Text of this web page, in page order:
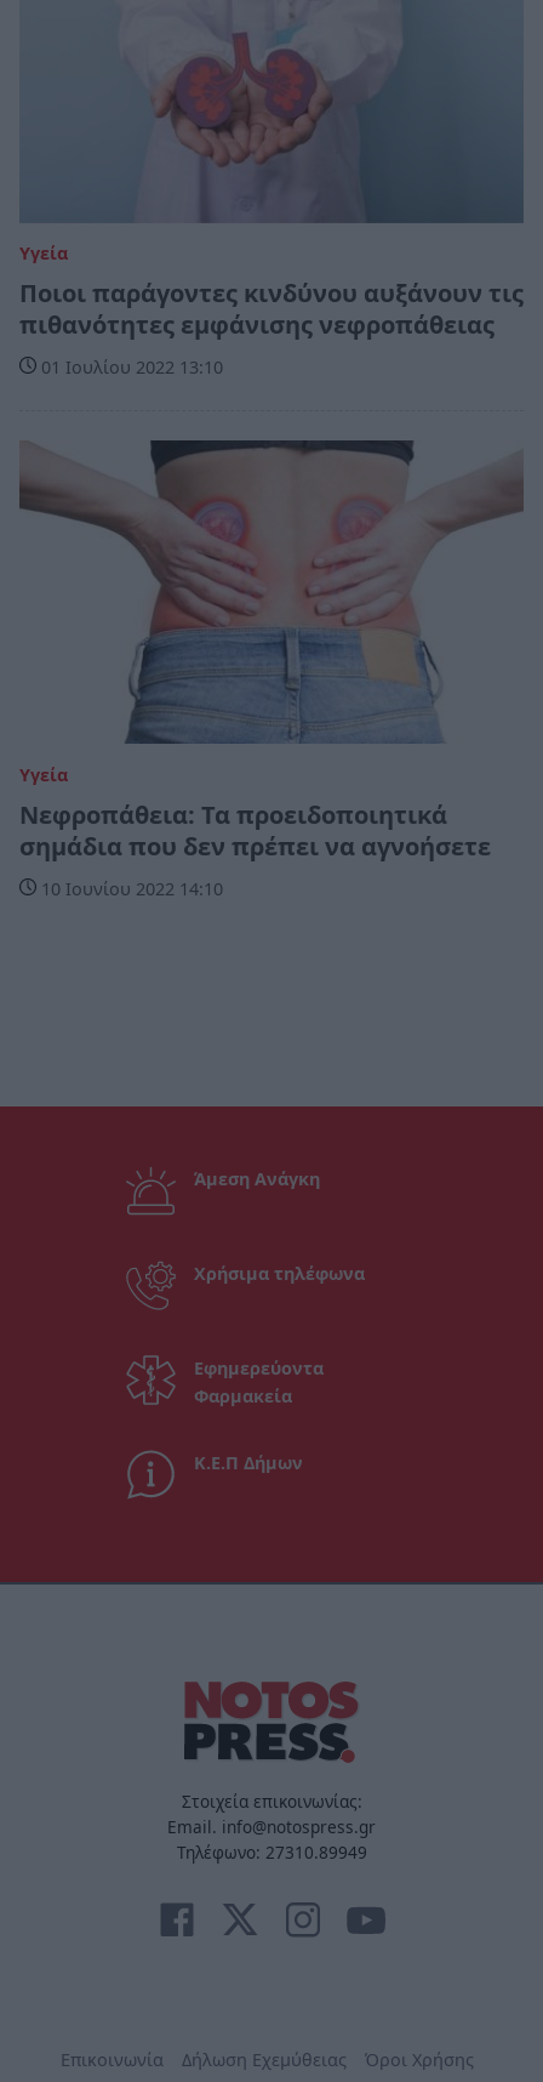
Υγεία
Ποιοι παράγοντες κινδύνου αυξάνουν τις
πιθανότητες εμφάνισης νεφροπάθειας
01 Ιουλίου 2022 13:10
Υγεία
Νεφροπάθεια: Τα προειδοποιητικά
σημάδια που δεν πρέπει να αγνοήσετε
10 Ιουνίου 2022 14:10
Άμεση Ανάγκη
Χρήσιμα τηλέφωνα
Εφημερεύοντα
Φαρμακεία
Κ.Ε.Π Δήμων
Στοιχεία επικοινωνίας:
Email. info@notospress.gr
Τηλέφωνο: 27310.89949
Επικοινωνία Δήλωση Εχεμύθειας Όροι Χρήσης